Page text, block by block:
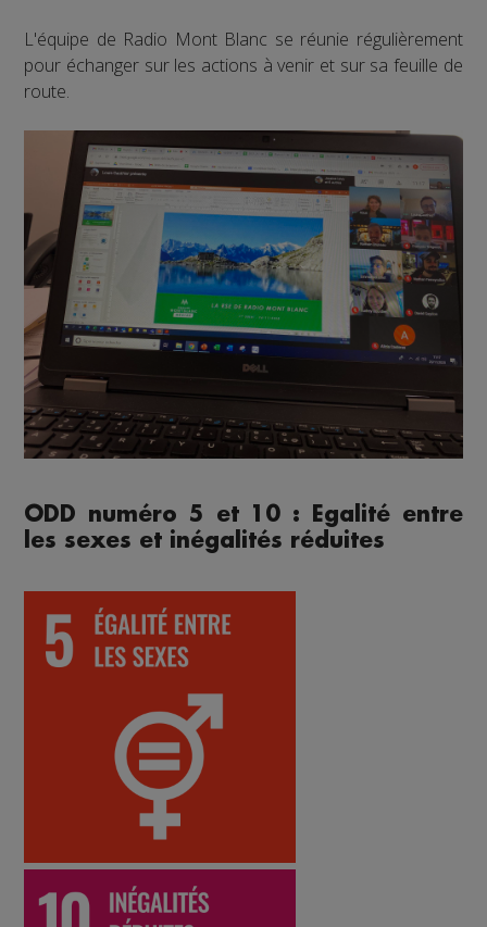
L'équipe de Radio Mont Blanc se réunie régulièrement
pour échanger sur les actions à venir et sur sa feuille de
route.
ODD numéro 5 et 10 : Egalité entre
les sexes et inégalités réduites